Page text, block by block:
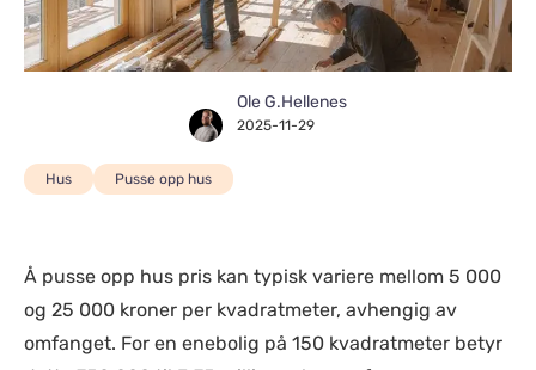
Ole G.Hellenes
2025-11-29
Hus Pusse opp hus
Å pusse opp hus pris kan typisk variere mellom 5 000
og 25 000 kroner per kvadratmeter, avhengig av
omfanget. For en enebolig på 150 kvadratmeter betyr